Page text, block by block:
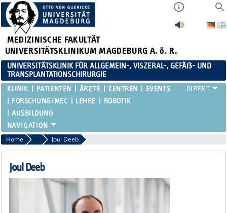
MEDIZINISCHE FAKULTÄT
UNIVERSITÄTSKLINIKUM MAGDEBURG A. ö. R.
UNIVERSITÄTSKLINIK FÜR ALLGEMEIN-, VISZERAL-, GEFÄẞ- UND
TRANSPLANTATIONSCHIRURGIE
KLINIK PATIENTEN ÄRZTE ZENTREN
EVENTS
FORSCHUNG/MEC
LEHRE
ROBOTIK
AUSBILDUNG
Home Oberärztinnen / Oberärzte Übersicht
Joul Deeb
Joul Deeb